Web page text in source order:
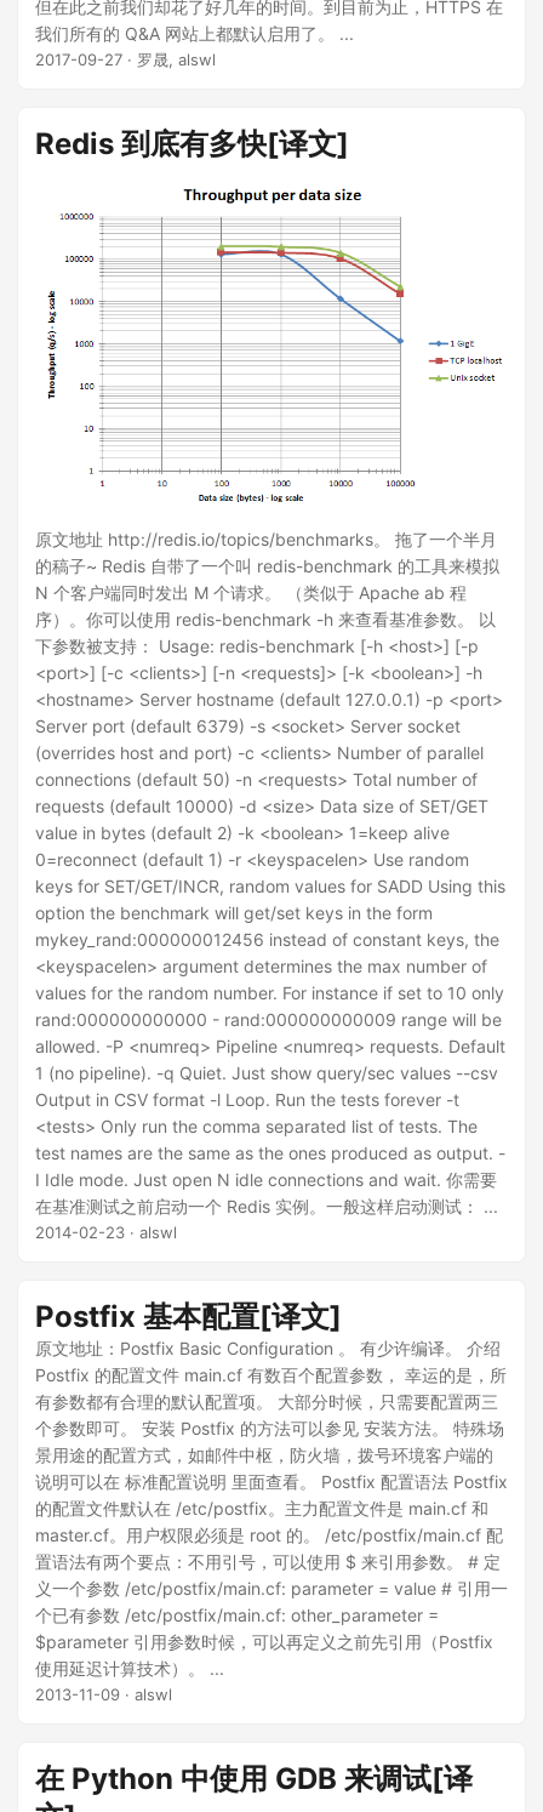
但在此之前我们却花了好几年的时间。到目前为止，HTTPS 在
我们所有的 Q&A 网站上都默认启用了。 ...
2017-09-27 · 罗晟, alswl
Redis 到底有多快[译文]
原文地址 http://redis.io/topics/benchmarks。 拖了一个半月
的稿子~ Redis 自带了一个叫 redis-benchmark 的工具来模拟
N 个客户端同时发出 M 个请求。 （类似于 Apache ab 程
序）。你可以使用 redis-benchmark -h 来查看基准参数。 以
下参数被支持： Usage: redis-benchmark [-h <host>] [-p
<port>] [-c <clients>] [-n <requests]> [-k <boolean>] -h
<hostname> Server hostname (default 127.0.0.1) -p <port>
Server port (default 6379) -s <socket> Server socket
(overrides host and port) -c <clients> Number of parallel
connections (default 50) -n <requests> Total number of
requests (default 10000) -d <size> Data size of SET/GET
value in bytes (default 2) -k <boolean> 1=keep alive
0=reconnect (default 1) -r <keyspacelen> Use random
keys for SET/GET/INCR, random values for SADD Using this
option the benchmark will get/set keys in the form
mykey_rand:000000012456 instead of constant keys, the
<keyspacelen> argument determines the max number of
values for the random number. For instance if set to 10 only
rand:000000000000 - rand:000000000009 range will be
allowed. -P <numreq> Pipeline <numreq> requests. Default
1 (no pipeline). -q Quiet. Just show query/sec values --csv
Output in CSV format -l Loop. Run the tests forever -t
<tests> Only run the comma separated list of tests. The
test names are the same as the ones produced as output. -
I Idle mode. Just open N idle connections and wait. 你需要
在基准测试之前启动一个 Redis 实例。一般这样启动测试： ...
2014-02-23 · alswl
Postfix 基本配置[译文]
原文地址：Postfix Basic Configuration 。 有少许编译。 介绍
Postfix 的配置文件 main.cf 有数百个配置参数， 幸运的是，所
有参数都有合理的默认配置项。 大部分时候，只需要配置两三
个参数即可。 安装 Postfix 的方法可以参见 安装方法。 特殊场
景用途的配置方式，如邮件中枢，防火墙，拨号环境客户端的
说明可以在 标准配置说明 里面查看。 Postfix 配置语法 Postfix
的配置文件默认在 /etc/postfix。主力配置文件是 main.cf 和
master.cf。用户权限必须是 root 的。 /etc/postfix/main.cf 配
置语法有两个要点：不用引号，可以使用 $ 来引用参数。 # 定
义一个参数 /etc/postfix/main.cf: parameter = value # 引用一
个已有参数 /etc/postfix/main.cf: other_parameter =
$parameter 引用参数时候，可以再定义之前先引用（Postfix
使用延迟计算技术）。 ...
2013-11-09 · alswl
在 Python 中使用 GDB 来调试[译